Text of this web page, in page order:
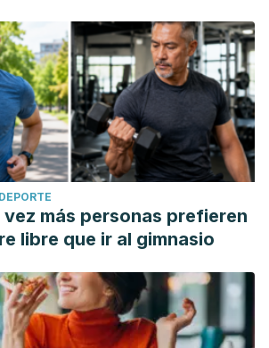
más personas prefieren
libre que ir al gimnasio